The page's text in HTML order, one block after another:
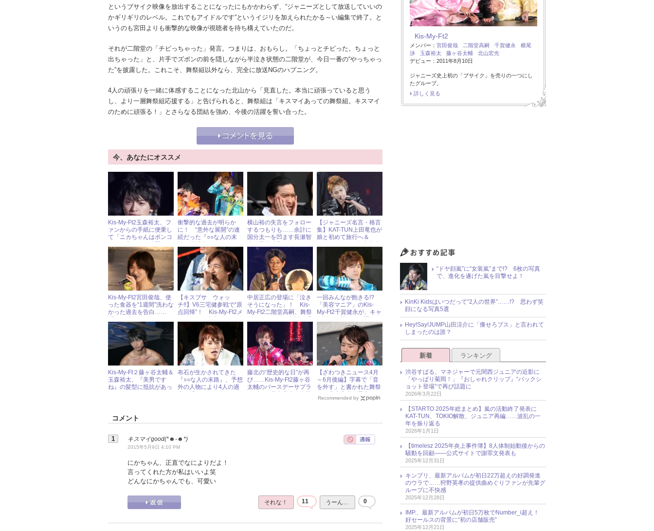
というブサイク映像を放出することになったにもかかわらず、“ジャニーズとして放送していいの
かギリギリのレベル。これでもアイドルです”というイジリを加えられたかる～い編集で終了。と
いうのも宮田よりも衝撃的な映像が視聴者を待ち構えていたのだ。
それが二階堂の「チビっちゃった」発言。つまりは、おもらし。「ちょっとチビった。ちょっと
出ちゃった」と、片手でズボンの前を隠しながら半泣き状態の二階堂が、今日一番の“やっちゃっ
た”を披露した。これこそ、舞祭組以外なら、完全に放送NGのハプニング。
4人の頑張りを一緒に体感することになった北山から「見直した。本当に頑張っていると思う
し、より一層舞祭組応援する」と告げられると、舞祭組は「キスマイあっての舞祭組。キスマイ
のために頑張る！」とさらなる団結を強め、今後の活躍を誓い合った。
今、あなたにオススメ
Kis-My-Ft2玉森裕太、フ
ァンからの手紙に便乗し
て「ニカちゃんはポンコ
衝撃的な過去が明らか
に！ “意外な展開”の連
続だった『○○な人の末
横山裕の失言をフォロー
するつもりも……余計に
国分太一を凹ます長瀬智
【ジャニーズ名言・格言
集】KAT-TUN上田竜也が
娘と初めて旅行へ＆
とウサギの因縁
Kis-My-Ft2宮田俊哉、使
った食器を“1週間”洗わな
かった過去を告白……
【キスブサ ウォッ
チ!!】V6三宅健参戦で“原
点回帰”！ Kis-My-Ft2メ
中居正広の登場に「泣き
そうになった」！ Kis-
My-Ft2二階堂高嗣、舞祭
かす
一回みんなが飽きる!?
「美容マニア」のKis-
My-Ft2千賀健永が、キャ
Kis-My-Ft２藤ヶ谷太輔＆
玉森裕太、『美男です
ね』の髪型に抵抗があっ
布石が生かされてきた
『○○な人の末路』、予想
外の人物により4人の過
藤北の“歴史的な日”が再
び……Kis-My-Ft2藤ヶ谷
太輔のバースデーサプラ
【ざわつきニュース4月
～6月後編】字幕で「音
を外す」と書かれた舞祭
組、北山宏光＆黒木メイ
サがニアミス
Recommended by
コメント
キスマイgood(*☻-☻*)
2015年5月9日 4:10 PM
にかちゃん、正直でなによりだよ！
言ってくれた方が私はいいよ笑
どんなにかちゃんでも、可愛い
それな！ 11 うーん… 0
Kis-My-Ft2
メンバー： 宮田俊哉 二階堂高嗣 千賀健永
横尾
渉
玉森裕太 藤ヶ谷太輔
北山宏光
デビュー：2011年8月10日
ジャニーズ史上初の「ブサイク」を売りの一つにし
たグループ。
詳しく見る
“ドヤ顔嵐”に“女装嵐”まで!? 6枚の写真
で、進化を遂げた嵐を目撃せよ！
KinKi Kidsはいつだって“2人の世界”……!? 思わず笑
顔になる写真5選
Hey!Say!JUMP山田涼介に「痩せろブス」と言われて
しまったのは誰？
新着 ランキング
渋谷すばる、マネジャーで元関西ジュニアの近影に
「やっぱり菊岡！」『おしゃれクリップ』“バックシ
ョット登場”で再び話題に
2026年3月22日
【STARTO 2025年総まとめ】嵐の活動終了発表に
KAT-TUN、TOKIO解散、ジュニア再編……波乱の一
年を振り返る
2026年1月1日
【timelesz 2025年炎上事件簿】8人体制始動後からの
騒動を回顧――公式サイトで謝罪文発表も
2025年12月31日
キンプリ、最新アルバムが初日22万超えの好調発進
のウラで……狩野英孝の提供曲めぐりファンが先輩グ
ループに不快感
2025年12月28日
IMP.、最新アルバムが初日5万枚でNumber_i超え！
好セールスの背景に“初の店舗販売”
2025年12月21日